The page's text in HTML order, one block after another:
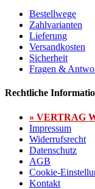
Bestellwege
Zahlvarianten
Lieferung
Versandkosten
Sicherheit
Fragen &
Rechtliche
» VERTRAG
Impressum
Widerrufsrecht
Datenschutz
AGB
Cookie-
Kontakt